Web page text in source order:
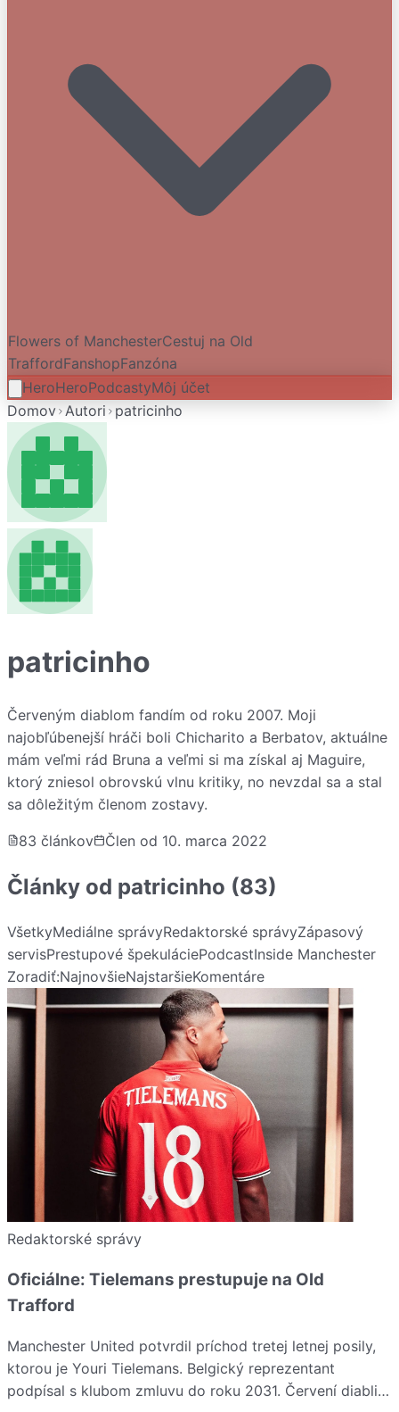
Flowers of ManchesterCestuj na Old
TraffordFanshopFanzóna
HeroHeroPodcastyMôj účet
Domov Autori patricinho
patricinho
Červeným diablom fandím od roku 2007. Moji
najobľúbenejší hráči boli Chicharito a Berbatov, aktuálne
mám veľmi rád Bruna a veľmi si ma získal aj Maguire,
ktorý zniesol obrovskú vlnu kritiky, no nevzdal sa a stal
sa dôležitým členom zostavy.
83 článkov Člen od 10. marca 2022
Články od patricinho (83)
VšetkyMediálne správyRedaktorské správyZápasový
servisPrestupové špekuláciePodcastInside Manchester
Zoradiť:NajnovšieNajstaršieKomentáre
Redaktorské správy
Oficiálne: Tielemans prestupuje na Old
Trafford
Manchester United potvrdil príchod tretej letnej posily,
ktorou je Youri Tielemans. Belgický reprezentant
podpísal s klubom zmluvu do roku 2031. Červení diabli…